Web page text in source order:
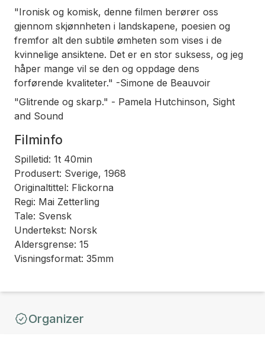
"Ironisk og komisk, denne filmen berører oss
gjennom skjønnheten i landskapene, poesien og
fremfor alt den subtile ømheten som vises i de
kvinnelige ansiktene. Det er en stor suksess, og jeg
håper mange vil se den og oppdage dens
forførende kvaliteter." -Simone de Beauvoir
"Glitrende og skarp." - Pamela Hutchinson, Sight
and Sound
Filminfo
Spilletid: 1t 40min
Produsert: Sverige, 1968
Originaltittel: Flickorna
Regi: Mai Zetterling
Tale: Svensk
Undertekst: Norsk
Aldersgrense: 15
Visningsformat: 35mm
Organizer